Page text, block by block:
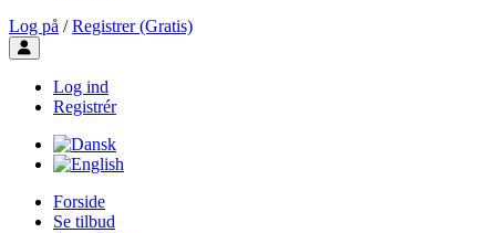
Log på / Registrer (Gratis)
Toggle user menu
Log ind
Registrér
Forside
Se tilbud